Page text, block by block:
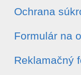
Ochrana
Formulár na
Reklamačný